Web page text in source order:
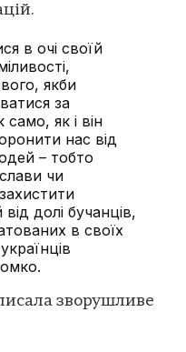
в очі своїй
якби
за
як і він
нас від
– тобто
чи
долі бучанців,
в своїх
зворушливе